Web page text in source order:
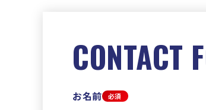
CONTACT
お名前 必須